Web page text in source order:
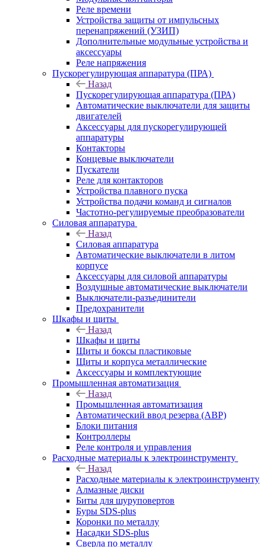
Реле времени
Устройства защиты от импульсных
перенапряжений (УЗИП)
Дополнительные модульные устройства и
аксессуары
Реле напряжения
Пускорегулирующая аппаратура (ПРА)
Назад
Пускорегулирующая аппаратура (ПРА)
Автоматические выключатели для защиты
двигателей
Аксессуары для пускорегулирующей
аппаратуры
Контакторы
Концевые выключатели
Пускатели
Реле для контакторов
Устройства плавного пуска
Устройства подачи команд и сигналов
Частотно-регулируемые преобразователи
Силовая аппаратура
Назад
Силовая аппаратура
Автоматические выключатели в литом
корпусе
Аксессуары для силовой аппаратуры
Воздушные автоматические выключатели
Выключатели-разъединители
Предохранители
Шкафы и щиты
Назад
Шкафы и щиты
Щиты и боксы пластиковые
Щиты и корпуса металлические
Аксессуары и комплектующие
Промышленная автоматизация
Назад
Промышленная автоматизация
Автоматический ввод резерва (АВР)
Блоки питания
Контроллеры
Реле контроля и управления
Расходные материалы к электроинструменту
Назад
Расходные материалы к электроинструменту
Алмазные диски
Биты для шуруповертов
Буры SDS-plus
Коронки по металлу
Насадки SDS-plus
Сверла по металлу